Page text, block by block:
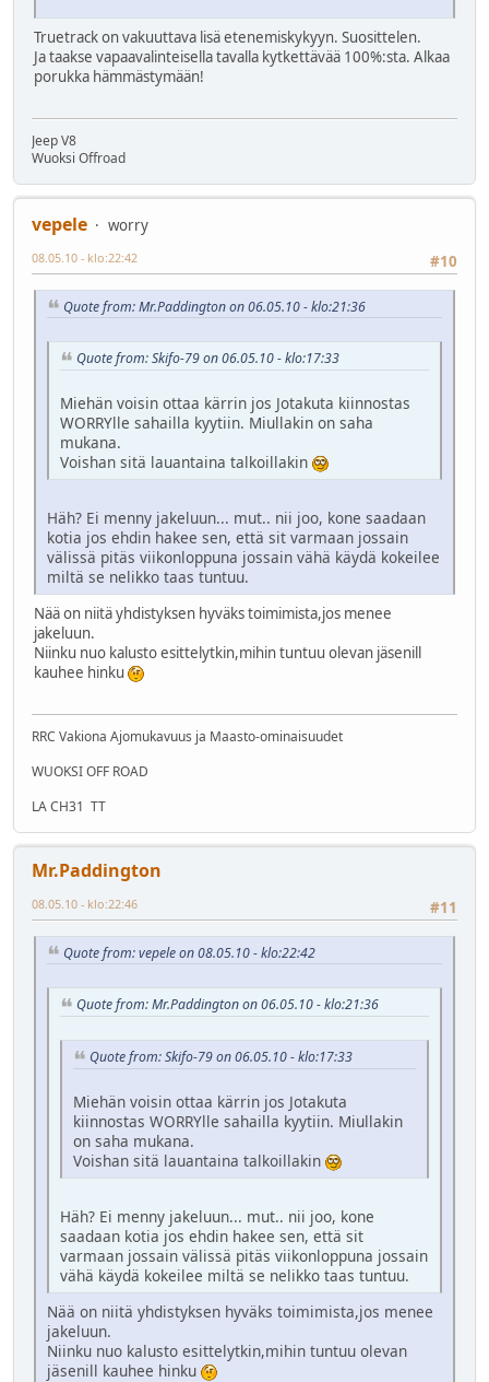
Truetrack on vakuuttava lisä etenemiskykyyn. Suosittelen.
Ja taakse vapaavalinteisella tavalla kytkettävää 100%:sta. Alkaa
porukka hämmästymään!
Jeep V8
Wuoksi Offroad
vepele
worry
#10
08.05.10 - klo:22:42
Quote from: Mr.Paddington on 06.05.10 - klo:21:36
Quote from: Skifo-79 on 06.05.10 - klo:17:33
Miehän voisin ottaa kärrin jos Jotakuta kiinnostas
WORRYlle sahailla kyytiin. Miullakin on saha
mukana.
Voishan sitä lauantaina talkoillakin
Häh? Ei menny jakeluun... mut.. nii joo, kone saadaan
kotia jos ehdin hakee sen, että sit varmaan jossain
välissä pitäs viikonloppuna jossain vähä käydä kokeilee
miltä se nelikko taas tuntuu.
Nää on niitä yhdistyksen hyväks toimimista,jos menee
jakeluun.
Niinku nuo kalusto esittelytkin,mihin tuntuu olevan jäsenill
kauhee hinku
RRC Vakiona Ajomukavuus ja Maasto-ominaisuudet
WUOKSI OFF ROAD
LA CH31 TT
Mr.Paddington
#11
08.05.10 - klo:22:46
Quote from: vepele on 08.05.10 - klo:22:42
Quote from: Mr.Paddington on 06.05.10 - klo:21:36
Quote from: Skifo-79 on 06.05.10 - klo:17:33
Miehän voisin ottaa kärrin jos Jotakuta
kiinnostas WORRYlle sahailla kyytiin. Miullakin
on saha mukana.
Voishan sitä lauantaina talkoillakin
Häh? Ei menny jakeluun... mut.. nii joo, kone
saadaan kotia jos ehdin hakee sen, että sit
varmaan jossain välissä pitäs viikonloppuna jossain
vähä käydä kokeilee miltä se nelikko taas tuntuu.
Nää on niitä yhdistyksen hyväks toimimista,jos menee
jakeluun.
Niinku nuo kalusto esittelytkin,mihin tuntuu olevan
jäsenill kauhee hinku